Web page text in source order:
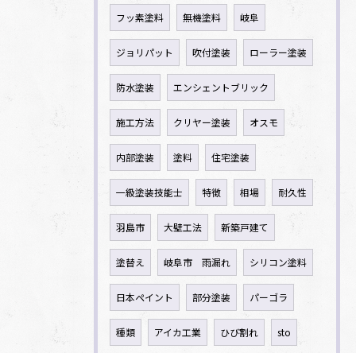
フッ素塗料 無機塗料 岐阜
ジョリパット 吹付塗装 ローラー塗装
防水塗装 エンシェントブリック
施工方法 クリヤー塗装 オスモ
内部塗装 塗料 住宅塗装
一級塗装技能士 特徴 相場 耐久性
羽島市 大壁工法 新築戸建て
塗替え 岐阜市 雨漏れ シリコン塗料
日本ペイント 部分塗装 パーゴラ
種類 アイカ工業 ひび割れ sto